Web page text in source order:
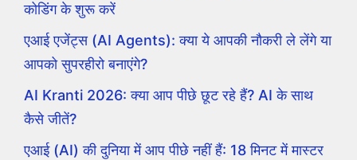
कोडिंग के शुरू करें
एआई एजेंट्स (AI Agents): क्या ये आपकी नौकरी ले लेंगे या
आपको सुपरहीरो बनाएंगे?
AI Kranti 2026: क्या आप पीछे छूट रहे हैं? AI के साथ
कैसे जीतें?
एआई (AI) की दुनिया में आप पीछे नहीं हैं: 18 मिनट में मास्टर